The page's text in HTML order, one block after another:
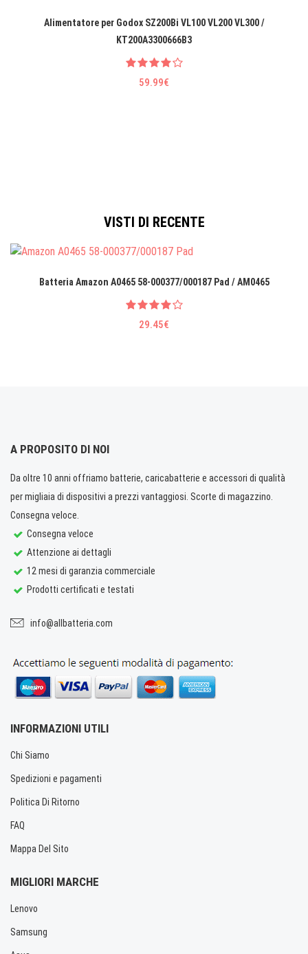
Alimentatore per Godox SZ200Bi VL100 VL200 VL300 /
KT200A3300666B3
59.99€
VISTI DI RECENTE
Batteria Amazon A0465 58-000377/000187 Pad / AM0465
29.45€
A PROPOSITO DI NOI
Da oltre 10 anni offriamo batterie, caricabatterie e accessori di qualità
per migliaia di dispositivi a prezzi vantaggiosi. Scorte di magazzino.
Consegna veloce.
Consegna veloce
Attenzione ai dettagli
12 mesi di garanzia commerciale
Prodotti certificati e testati
info@allbatteria.com
INFORMAZIONI UTILI
Chi Siamo
Spedizioni e pagamenti
Politica Di Ritorno
FAQ
Mappa Del Sito
MIGLIORI MARCHE
Lenovo
Samsung